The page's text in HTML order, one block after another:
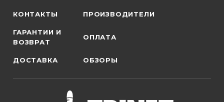
КОНТАКТЫ ПРОИЗВОДИТЕЛИ
ГАРАНТИИ И
ВОЗВРАТ
ОПЛАТА
ДОСТАВКА ОБЗОРЫ